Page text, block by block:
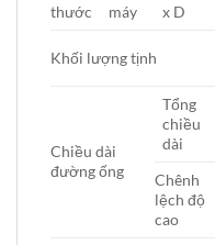
thước
máy
x D
Khối lượng tịnh
Chiều dài
đường ống
Tổng
chiều
dài
Chênh
lệch độ
cao